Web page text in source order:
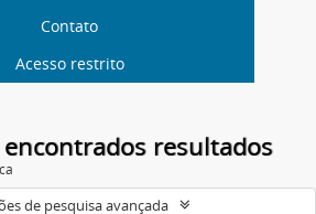
Contato
Acesso restrito
resultados
de pesquisa avançada